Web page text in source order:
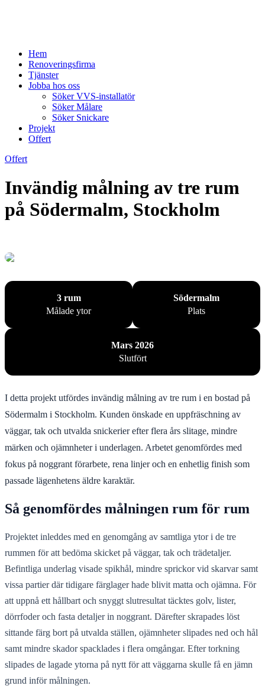
Hem
Renoveringsfirma
Tjänster
Jobba hos oss
Söker VVS-installatör
Söker Målare
Söker Snickare
Projekt
Offert
Offert
Invändig målning av tre rum
på Södermalm, Stockholm
3 rum
Målade ytor
Södermalm
Plats
Mars 2026
Slutfört
I detta projekt utfördes invändig målning av tre rum i en bostad på
Södermalm i Stockholm. Kunden önskade en uppfräschning av
väggar, tak och utvalda snickerier efter flera års slitage, mindre
märken och ojämnheter i underlagen. Arbetet genomfördes med
fokus på noggrant förarbete, rena linjer och en enhetlig finish som
passade lägenhetens äldre karaktär.
Så genomfördes målningen rum för rum
Projektet inleddes med en genomgång av samtliga ytor i de tre
rummen för att bedöma skicket på väggar, tak och trädetaljer.
Befintliga underlag visade spikhål, mindre sprickor vid skarvar samt
vissa partier där tidigare färglager hade blivit matta och ojämna. För
att uppnå ett hållbart och snyggt slutresultat täcktes golv, lister,
dörrfoder och fasta detaljer in noggrant. Därefter skrapades löst
sittande färg bort på utvalda ställen, ojämnheter slipades ned och hål
samt mindre skador spacklades i flera omgångar. Efter torkning
slipades de lagade ytorna på nytt för att väggarna skulle få en jämn
grund inför målningen.